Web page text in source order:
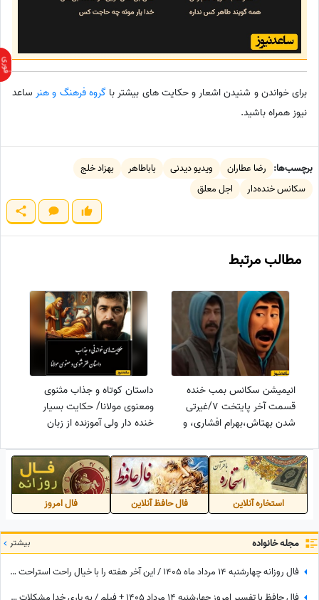
برای خواندن و شنیدن اشعار و حکایت های بیشتر با گروه فرهنگ و هنرساعد
نیوز همراه باشید.
برچسب‌ها: رضا عطاران ویدیو دیدنی باباطاهر
بهزاد خلج
سکانس خنده‌دار
اجل معلق
مطالب مرتبط
انیمیشن سکانس بمب خنده
قسمت آخر پایتخت 7/غیرتی
شدن بهتاش،بهرام افشاری، و
داستان کوتاه و جذاب مثنوی
ومعنوی مولانا/ حکایت بسیار
خنده دار ولی آموزنده از زبان
استخاره آنلاین فال حافظ آنلاین فال امروز
مجله خانواده بیشتر
فال روزانه چهارشنبه 14 مرداد ماه 1405 / این آخر هفته را با خیال راحت استراحت کنید و خوش بگذرانید